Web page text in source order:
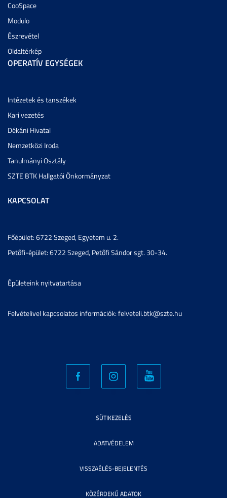
CooSpace
Modulo
Észrevétel
Oldaltérkép
OPERATÍV EGYSÉGEK
Intézetek és tanszékek
Kari vezetés
Dékáni Hivatal
Nemzetközi Iroda
Tanulmányi Osztály
SZTE BTK Hallgatói Önkormányzat
KAPCSOLAT
Főépület: 6722 Szeged, Egyetem u. 2.
Petőfi-épület: 6722 Szeged, Petőfi Sándor sgt. 30-34.
Épületeink nyitvatartása
Felvételivel kapcsolatos információk: felveteli.btk@szte.hu
SÜTIKEZELÉS
ADATVÉDELEM
VISSZAÉLÉS-BEJELENTÉS
KÖZÉRDEKŰ ADATOK